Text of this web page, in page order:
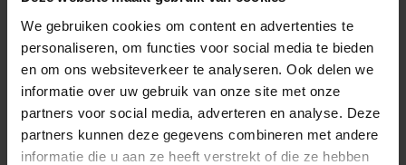
We gebruiken cookies om content en advertenties te
personaliseren, om functies voor social media te bieden
en om ons websiteverkeer te analyseren. Ook delen we
informatie over uw gebruik van onze site met onze
partners voor social media, adverteren en analyse. Deze
partners kunnen deze gegevens combineren met andere
informatie die u aan ze heeft verstrekt of die ze hebben
Bestel nu!